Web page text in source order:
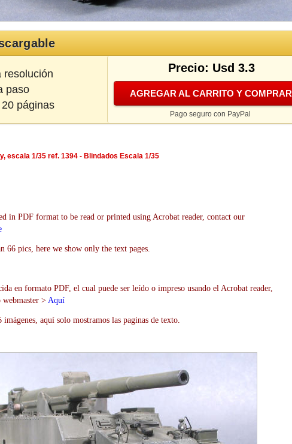
resolución
paso
páginas
Precio: Usd 3.3
AGREGAR AL CARRITO Y COMPRAR
Pago seguro con PayPal
escala 1/35 ref. 1394 - Blindados Escala 1/35
in PDF format to be read or printed using Acrobat reader, contact our
66 pics, here we show only the text pages.
en formato PDF, el cual puede ser leído o impreso usando el Acrobat reader,
webmaster > Aquí
imágenes, aquí solo mostramos las paginas de texto.